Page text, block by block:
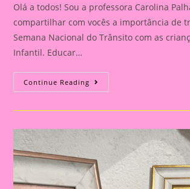
Olá a todos! Sou a professora Carolina
compartilhar com vocês a importância de
Semana Nacional do Trânsito com as
Infantil. Educar…
Continue Reading Carro
3D|Atividade
Nacional
Do
Trânsito|Despertando
A
Consciência
No
Trânsito: